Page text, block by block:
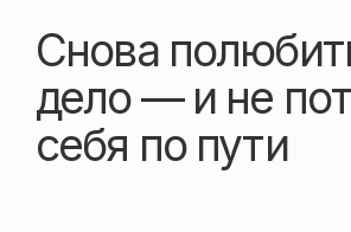
Снова
дело — и не
себя по пути